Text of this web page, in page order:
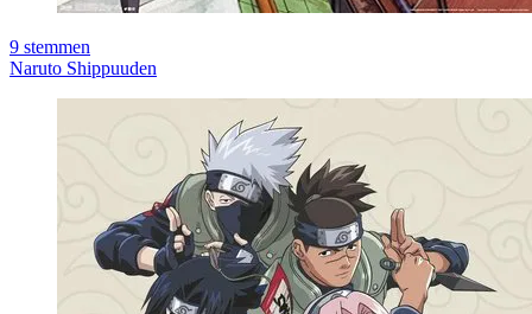
9 stemmen
Naruto Shippuuden